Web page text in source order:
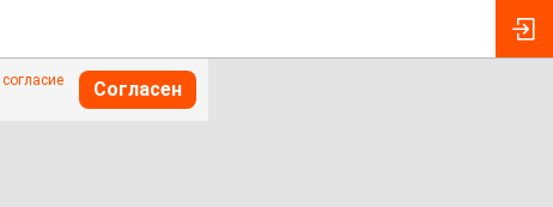
согласие
Согласен